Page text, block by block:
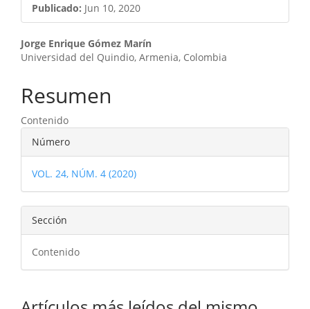
Publicado: Jun 10, 2020
Contenido
principal
del
artículo
Jorge Enrique Gómez Marín
Universidad del Quindio, Armenia, Colombia
Resumen
Contenido
Detalles
del
artículo
Número
VOL. 24, NÚM. 4 (2020)
Sección
Contenido